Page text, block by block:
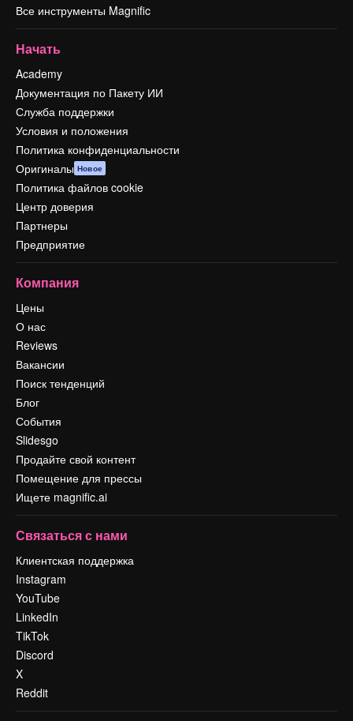
Все инструменты Magnific
Начать
Academy
Документация по Пакету ИИ
Служба поддержки
Условия и положения
Политика конфиденциальности
Оригиналы Новое
Политика файлов cookie
Центр доверия
Партнеры
Предприятие
Компания
Цены
О нас
Reviews
Вакансии
Поиск тенденций
Блог
События
Slidesgo
Продайте свой контент
Помещение для прессы
Ищете magnific.ai
Связаться с нами
Клиентская поддержка
Instagram
YouTube
LinkedIn
TikTok
Discord
X
Reddit